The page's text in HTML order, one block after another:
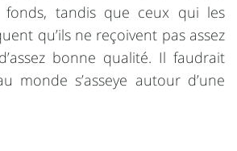
fonds, tandis que ceux qui les
qu’ils ne reçoivent pas assez
bonne qualité. Il faudrait
monde s’asseye autour d’une